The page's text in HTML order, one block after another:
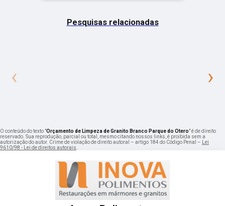
Pesquisas relacionadas
‹ ›
O conteúdo do texto "Orçamento de Limpeza de Granito Branco Parque do Otero" é de direito
reservado. Sua reprodução, parcial ou total, mesmo citando nossos links, é proibida sem a
autorização do autor. Crime de violação de direito autoral – artigo 184 do Código Penal –
Lei
9610/98 - Lei de direitos autorais